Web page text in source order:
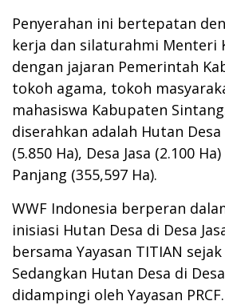
Penyerahan ini bertepatan
kerja dan silaturahmi Menteri
dengan jajaran Pemerintah
tokoh agama, tokoh
mahasiswa Kabupaten
diserahkan adalah Hutan Desa
(5.850 Ha), Desa Jasa (2.100
Panjang (355,597 Ha).
WWF Indonesia berperan
inisiasi Hutan Desa di Desa
bersama Yayasan TITIAN
Sedangkan Hutan Desa di
didampingi oleh Yayasan